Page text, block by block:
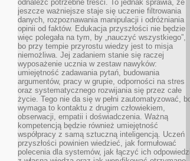
odnaleźć potrzebne treści. To jednak sprawia, że
jeszcze ważniejsze staje się uczenie filtrowania
danych, rozpoznawania manipulacji i odróżniania
opinii od faktów. Edukacja przyszłości nie będzie
więc polegała na tym, by „nauczyć wszystkiego”,
bo przy tempie przyrostu wiedzy jest to misja
niemożliwa. Jej zadaniem stanie się raczej
wyposażenie ucznia w zestaw nawyków:
umiejętność zadawania pytań, budowania
argumentów, pracy w grupie, odporności na stres
oraz systematycznego rozwijania się przez całe
życie. Tego nie da się w pełni zautomatyzować,
wymaga to kontaktu z drugim człowiekiem,
obserwacji, empatii i doświadczenia. Ważną
kompetencją będzie również umiejętność
współpracy z samą sztuczną inteligencją. Uczeń
przyszłości powinien wiedzieć, jak formułować
polecenia dla systemów, jak łączyć ich odpowiedzi